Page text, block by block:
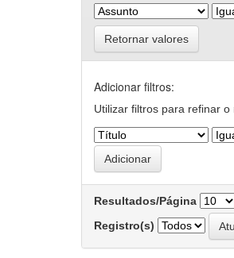
Retornar valores
Adicionar filtros:
Utilizar filtros para refinar o
Resultados/Página
Registro(s)